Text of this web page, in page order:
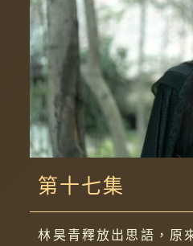
第十七集
林昊青釋放出思語，原